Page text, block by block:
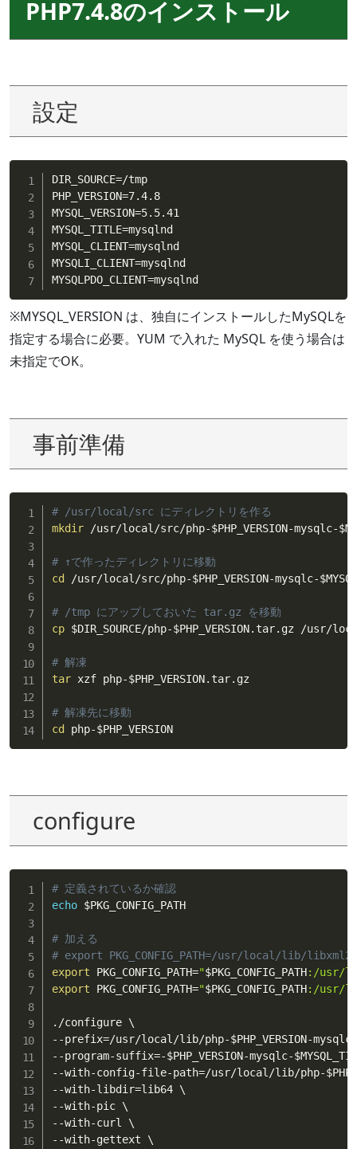
PHP7.4.8のインストール
設定
DIR_SOURCE=/tmp
PHP_VERSION=7.4.8
MYSQL_VERSION=5.5.41
MYSQL_TITLE=mysqlnd
MYSQL_CLIENT=mysqlnd
MYSQLI_CLIENT=mysqlnd
MYSQLPDO_CLIENT=mysqlnd
※MYSQL_VERSION は、独自にインストールしたMySQLを
指定する場合に必要。YUM で入れた MySQL を使う場合は
未指定でOK。
事前準備
# /usr/local/src にディレクトリを作る
mkdir /usr/local/src/php-$PHP_VERSION-mysqlc-
# ↑で作ったディレクトリに移動
cd
/usr/local/src/php-$PHP_VERSION-mysqlc-
# /tmp にアップしておいた tar.gz を移動
cp $DIR_SOURCE/php-$PHP_VERSION.tar.gz /usr/
# 解凍
tar xzf php-$PHP_VERSION.tar.gz
# 解凍先に移動
cd
php-$PHP_VERSION
configure
# 定義されているか確認
echo $PKG_CONFIG_PATH
# 加える
# export PKG_CONFIG_PATH=/usr/local/lib/
export PKG_CONFIG_PATH="$PKG_CONFIG_PATH:/usr/
export PKG_CONFIG_PATH="$PKG_CONFIG_PATH:/usr/
./configure \
--prefix=/usr/local/lib/php-$PHP_VERSION-
--program-suffix=-$PHP_VERSION-mysqlc-
--with-config-file-path=/usr/local/lib/php-
--with-libdir=lib64 \
--with-pic \
--with-curl \
--with-gettext \